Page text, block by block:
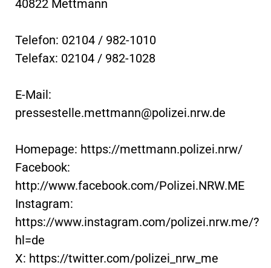
40822 Mettmann
Telefon: 02104 / 982-1010
Telefax: 02104 / 982-1028
E-Mail:
pressestelle.mettmann@polizei.nrw.de
Homepage: https://mettmann.polizei.nrw/
Facebook:
http://www.facebook.com/Polizei.NRW.ME
Instagram:
https://www.instagram.com/polizei.nrw.me/?
hl=de
X: https://twitter.com/polizei_nrw_me